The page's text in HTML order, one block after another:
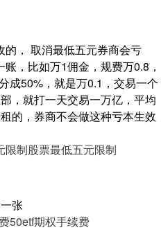
， 取消最低五元券商会亏
，比如万1佣金，规费万0.8，
成50%，就是万0.1，交易一个
，就打一天交易一万亿，平均
的，券商不会做这种亏本生效
限制股票最低五元限制
张
50etf期权手续费